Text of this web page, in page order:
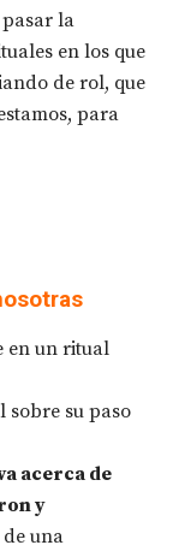
la
en los que
de rol, que
para
en un ritual
sobre su paso
acerca de
y
una